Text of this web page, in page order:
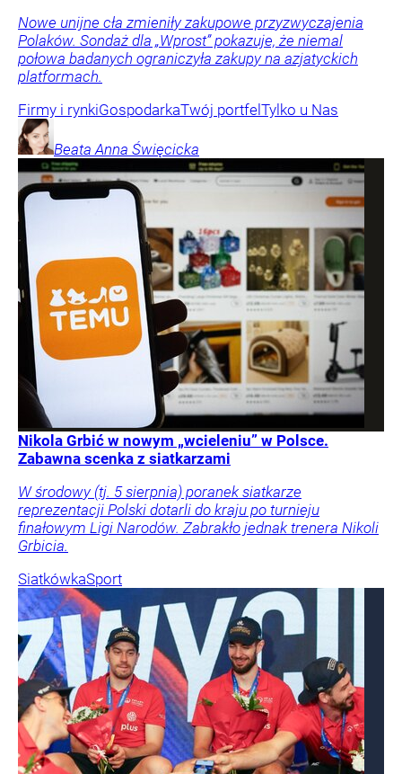
Nowe unijne cła zmieniły zakupowe przyzwyczajenia
Polaków. Sondaż dla „Wprost” pokazuje, że niemal
połowa badanych ograniczyła zakupy na azjatyckich
platformach.
Firmy i rynkiGospodarkaTwój portfel Tylko u Nas
Beata Anna Święcicka
Nikola Grbić w nowym „wcieleniu” w Polsce.
Zabawna scenka z siatkarzami
W środowy (tj. 5 sierpnia) poranek siatkarze
reprezentacji Polski dotarli do kraju po turnieju
finałowym Ligi Narodów. Zabrakło jednak trenera Nikoli
Grbicia.
SiatkówkaSport